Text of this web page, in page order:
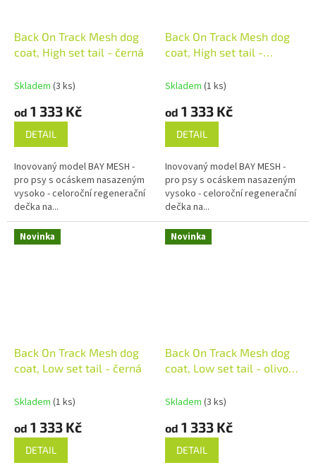
Back On Track Mesh dog
coat, High set tail - černá
Skladem (3 ks)
od 1 333 Kč
DETAIL
Inovovaný model BAY MESH -
pro psy s ocáskem nasazeným
vysoko - celoroční regenerační
dečka na...
Back On Track Mesh dog
coat, High set tail -
Skladem (1 ks)
od 1 333 Kč
DETAIL
Inovovaný model BAY MESH -
pro psy s ocáskem nasazeným
vysoko - celoroční regenerační
dečka na...
Novinka
Back On Track Mesh dog
coat, Low set tail - černá
Skladem (1 ks)
od 1 333 Kč
DETAIL
Novinka
Back On Track Mesh dog
coat, Low set tail - olivově
Skladem (3 ks)
od 1 333 Kč
DETAIL